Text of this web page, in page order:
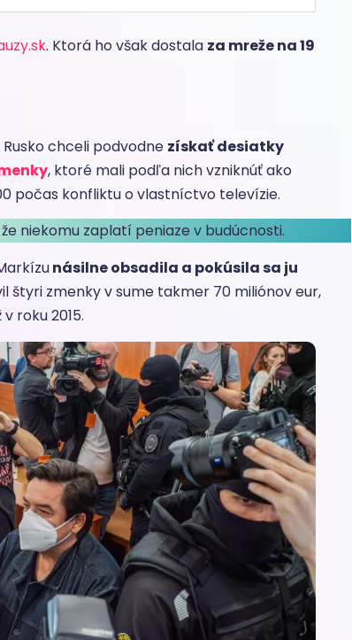
. Ktorá ho však dostala za mreže na 19
chceli podvodne získať desiatky
, ktoré mali podľa nich vzniknúť ako
počas konfliktu o vlastníctvo televízie.
niekomu zaplatí peniaze v budúcnosti.
násilne obsadila a pokúsila sa ju
štyri zmenky v sume takmer 70 miliónov eur,
roku 2015.